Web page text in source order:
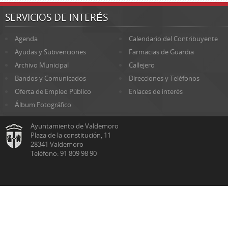
SERVICIOS DE INTERÉS
Agenda
Calendario del Contribuyente
Ayudas y Subvenciones
Farmacias de Guardia
Archivo Municipal
Callejero
Bandos y Comunicados
Direcciones y Teléfonos
Oferta de Empleo Público
Enlaces de interés
Álbum Fotográfico
Ayuntamiento de Valdemoro
Plaza de la constitución, 11
28341 Valdemoro
Teléfono: 91 809 98 90